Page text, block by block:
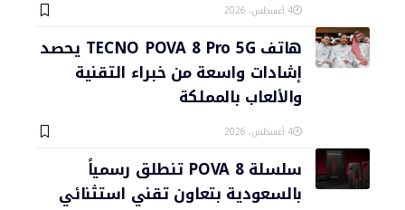
4 أغسطس، 2026
هاتف TECNO POVA 8 Pro 5G يحصد
إشادات واسعة من خبراء التقنية
والألعاب بالمملكة
4 أغسطس، 2026
سلسلة POVA 8 تنطلق رسمياً
بالسعودية بتعاون تقني استثنائي